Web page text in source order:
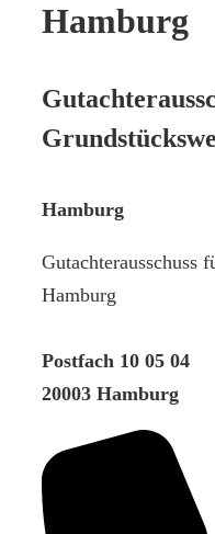
Hamburg
Hamburg
Gutachterausschuss
Hamburg
Postfach 10 05 04
20003 Hamburg